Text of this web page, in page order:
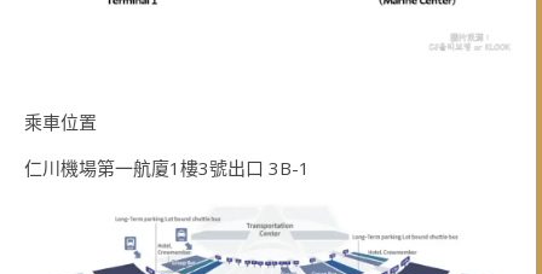
乘車位置
仁川機場第一航廈1樓3號出口 3B-1